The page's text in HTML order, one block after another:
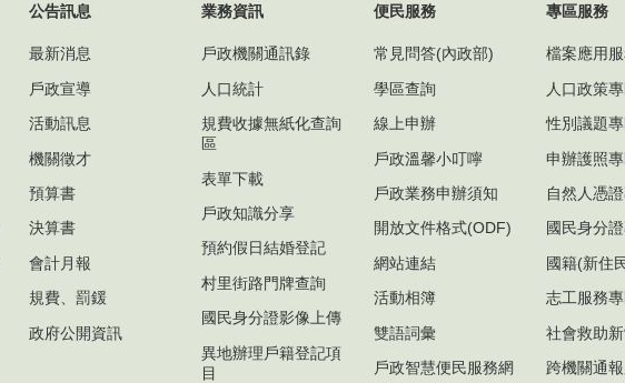
公告訊息
最新消息
戶政宣導
活動訊息
機關徵才
預算書
決算書
會計月報
規費、罰鍰
政府公開資訊
業務資訊
戶政機關通訊錄
人口統計
規費收據無紙化查詢
區
表單下載
戶政知識分享
預約假日結婚登記
村里街路門牌查詢
國民身分證影像上傳
異地辦理戶籍登記項
目
便民服務
常見問答(內政部)
學區查詢
線上申辦
戶政溫馨小叮嚀
戶政業務申辦須知
開放文件格式(ODF)
網站連結
活動相簿
雙語詞彙
戶政智慧便民服務網
專區服務
檔案應用
人口政策
性別議題
申辦護照
自然人憑
國民身分
國籍(新住
志工服務
社會救助
跨機關通